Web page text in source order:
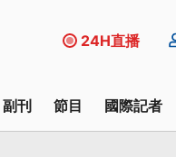
24H直播
副刊 節目 國際記者